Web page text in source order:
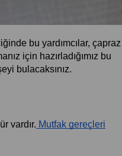
bu yardımcılar, çapraz
için hazırladığımız bu
bulacaksınız.
vardır. Mutfak gereçleri